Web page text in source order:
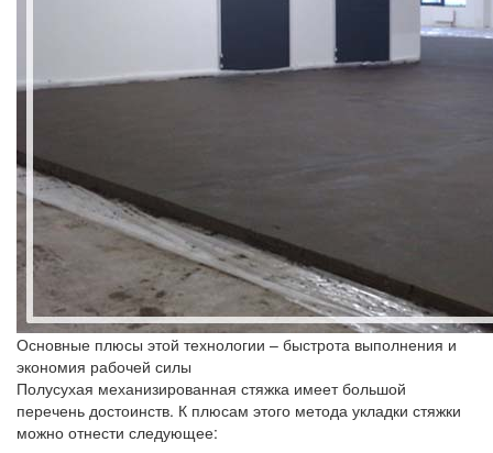
Основные плюсы этой технологии – быстрота выполнения и
экономия рабочей силы
Полусухая механизированная стяжка имеет большой
перечень достоинств. К плюсам этого метода укладки стяжки
можно отнести следующее: